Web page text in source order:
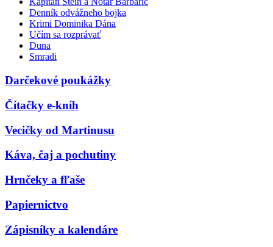
Denník odvážneho bojka
Krimi Dominika Dána
Učím sa rozprávať
Duna
Smradi
Darčekové poukážky
Čítačky e-kníh
Vecičky od Martinusu
Káva, čaj a pochutiny
Hrnčeky a fľaše
Papiernictvo
Zápisníky a kalendáre